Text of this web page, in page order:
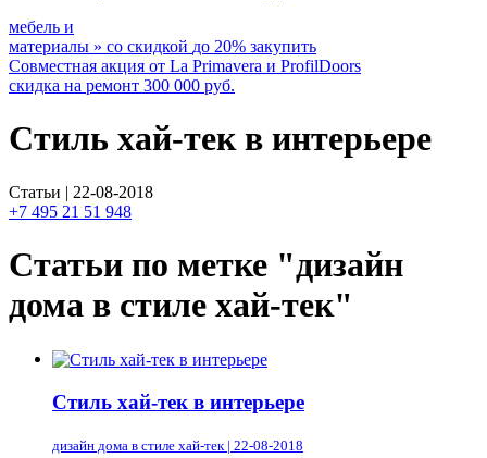
мебель и
материалы » со скидкой до 20% закупить
Совместная акция от La Primavera и ProfilDoors
скидка на ремонт 300 000 руб.
Стиль хай-тек в интерьере
Статьи | 22-08-2018
+7 495 21 51 948
Статьи по метке "дизайн
дома в стиле хай-тек"
Стиль хай-тек в интерьере
дизайн дома в стиле хай-тек | 22-08-2018